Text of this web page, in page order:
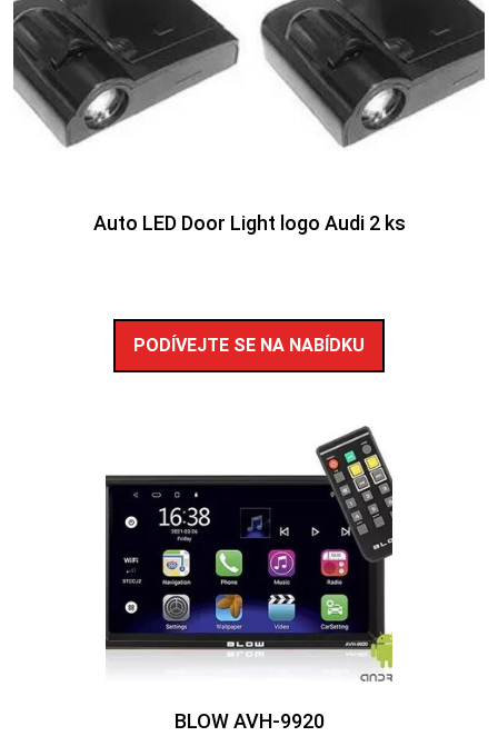
Auto LED Door Light logo Audi 2 ks
PODÍVEJTE SE NA NABÍDKU
BLOW AVH-9920